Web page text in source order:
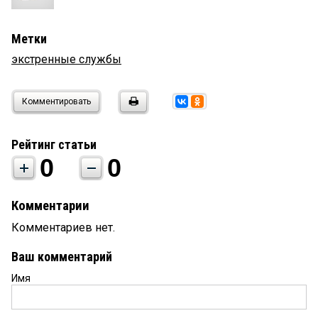
Метки
экстренные службы
Комментировать
Рейтинг статьи
0 0
Комментарии
Комментариев нет.
Ваш комментарий
Имя